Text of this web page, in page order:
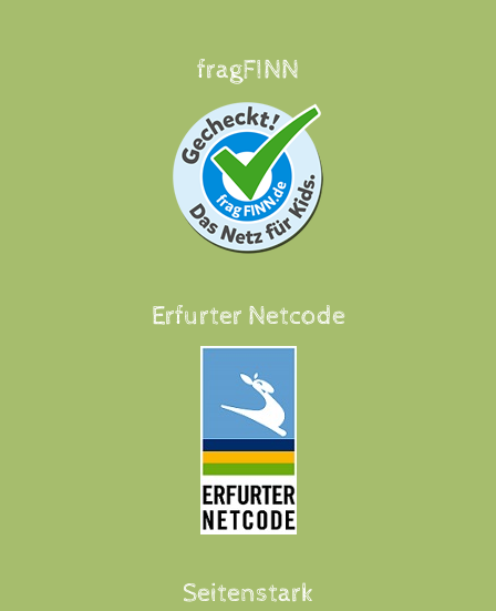
fragFINN
Erfurter Netcode
Seitenstark